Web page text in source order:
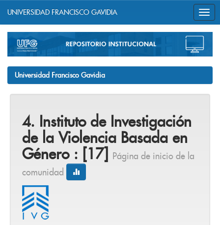
navigation
UNIVERSIDAD FRANCISCO GAVIDIA
Universidad Francisco Gavidia
4. Instituto de Investigación
de la Violencia Basada en
Género : [17]
Página de inicio de la
comunidad